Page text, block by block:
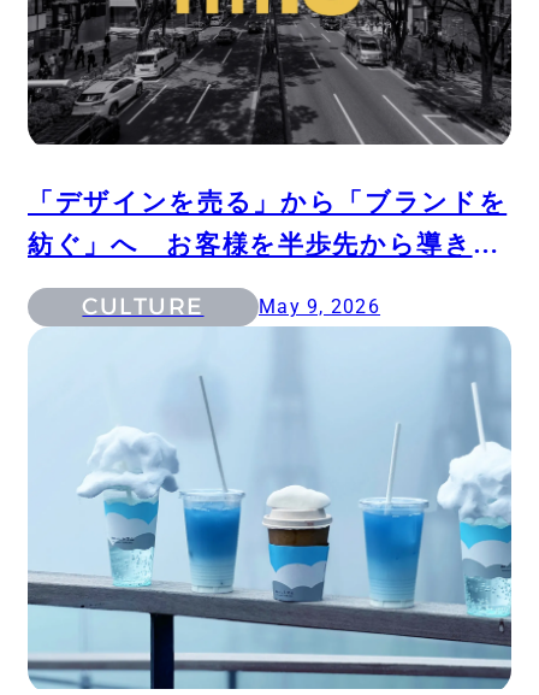
「デザインを売る」から「ブランドを
紡ぐ」へ お客様を半歩先から導き価
値を最大化させるプロフェッショナル
チームの原点
CULTURE May 9, 2026